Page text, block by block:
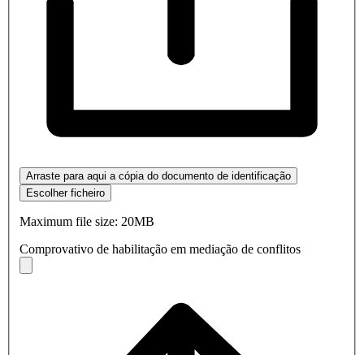
Arraste para aqui a cópia do documento de identificação
Escolher ficheiro
Maximum file size: 20MB
Comprovativo de habilitação em mediação de conflitos